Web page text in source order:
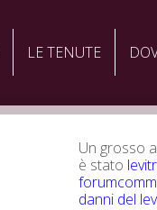
LE TENUTE
Un grosso
è stato
danni del